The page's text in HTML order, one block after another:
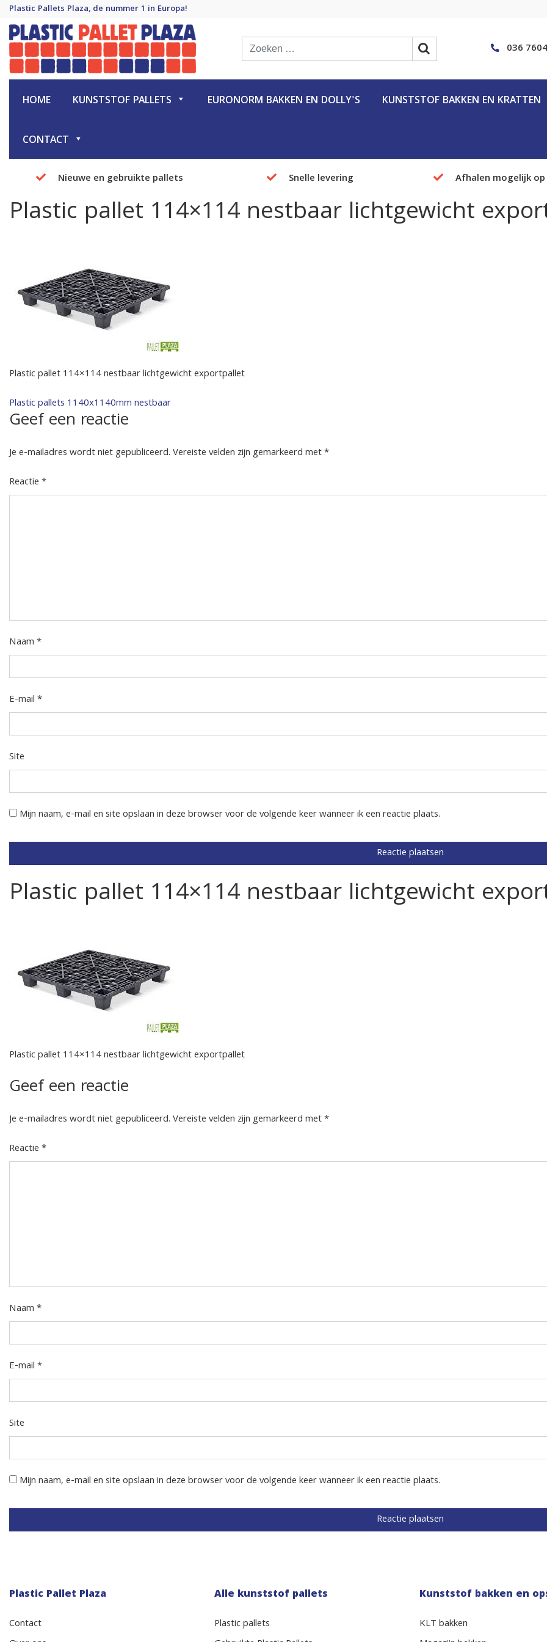
Plastic Pallets Plaza, de nummer 1 in Europa!
Plastic Pallet Plaza
Plastic Pallets Plaza, de nummer 1 in Europa! 036
HOME KUNSTSTOF PALLETS EURONORM BAKKEN EN DOLLY'S KUNSTSTOF BAKKEN EN KRATTEN
CONTACT
Nieuwe en gebruikte pallets Snelle levering Afhalen mogelijk
Plastic pallet 114×114 nestbaar lichtgewicht
Plastic pallet 114×114 nestbaar lichtgewicht exportpallet
Bericht
navigatie
Plastic pallets 1140x1140mm nestbaar
Geef een reactie
Je e-mailadres wordt niet gepubliceerd.Vereiste velden zijn gemarkeerd met*
Reactie*
Naam*
E-mail*
Site
Mijn naam, e-mail en site opslaan in deze browser voor de volgende keer wanneer ik een reactie plaats.
Plastic pallet 114×114 nestbaar lichtgewicht
Plastic pallet 114×114 nestbaar lichtgewicht exportpallet
Geef een reactie
Je e-mailadres wordt niet gepubliceerd.Vereiste velden zijn gemarkeerd met*
Reactie*
Naam*
E-mail*
Site
Mijn naam, e-mail en site opslaan in deze browser voor de volgende keer wanneer ik een reactie plaats.
Plastic Pallet Plaza
Contact
Alle kunststof pallets
Plastic pallets
Kunststof bakken en
KLT bakken